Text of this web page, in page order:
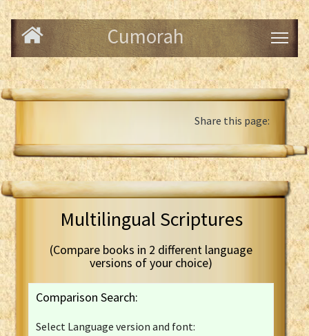
Cumorah
Share this page:
Multilingual Scriptures
(Compare books in 2 different language
versions of your choice)
Comparison Search:
Select Language version and font: